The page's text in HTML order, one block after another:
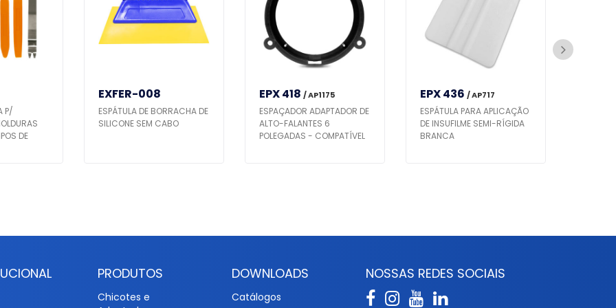
P/
DE
EXFER-008
ESPÁTULA DE BORRACHA DE
SILICONE SEM CABO
EPX 418 / AP1175
ESPAÇADOR ADAPTADOR DE
ALTO-FALANTES 6
POLEGADAS - COMPATÍVEL
EPX 436 / AP717
ESPÁTULA PARA APLICAÇÃO
DE INSUFILME SEMI-RÍGIDA
BRANCA
PRODUTOS
Chicotes e
DOWNLOADS
Catálogos
NOSSAS REDES SOCIAIS